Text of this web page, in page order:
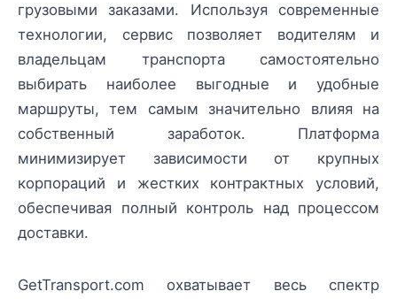
грузовыми заказами. Используя современные
технологии, сервис позволяет водителям и
владельцам транспорта самостоятельно
выбирать наиболее выгодные и удобные
маршруты, тем самым значительно влияя на
собственный заработок. Платформа
минимизирует зависимости от крупных
корпораций и жестких контрактных условий,
обеспечивая полный контроль над процессом
доставки.
GetTransport.com охватывает весь спектр